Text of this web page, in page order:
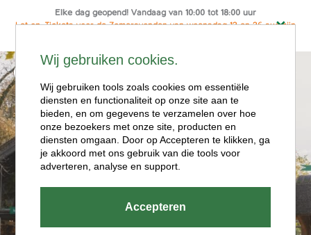
Elke dag geopend! Vandaag van 10:00 tot 18:00 uur
Let op: Tickets voor de Zomeravonden van woensdag 12 en 26 aug zijn
Ga
naar
de
inhoud
Openingstijde
Wij gebruiken cookies.
Wij gebruiken tools zoals cookies om essentiële
diensten en functionaliteit op onze site aan te
bieden, en om gegevens te verzamelen over hoe
onze bezoekers met onze site, producten en
diensten omgaan. Door op Accepteren te klikken, ga
je akkoord met ons gebruik van die tools voor
adverteren, analyse en support.
Accepteren